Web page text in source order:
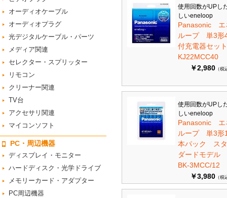
オーディオケーブル
オーディオプラグ
光デジタルケーブル・パーツ
メディア関連
セレクター・スプリッター
リモコン
クリーナー関連
TV台
アクセサリ関連
マイコンソフト
PC・周辺機器
ディスプレイ・モニター
ハードディスク・光学ドライブ
メモリーカード・アダプター
PC周辺機器
使用回数がUPし
しいeneloop
Panasonic エ
ループ 単3形
付充電器セッ
KJ22MCC40
￥2,980 （税
使用回数がUPし
しいeneloop
Panasonic エ
ループ 単3形
本パック ス
ダードモデル
BK-3MCC/12
￥3,980 （税